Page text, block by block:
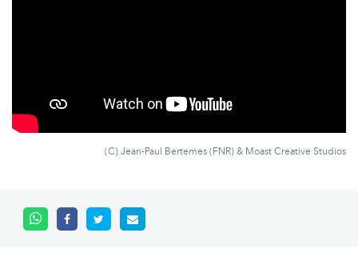
(C) Jean-Paul Bertemes (FNR) & Moast Creative Studios